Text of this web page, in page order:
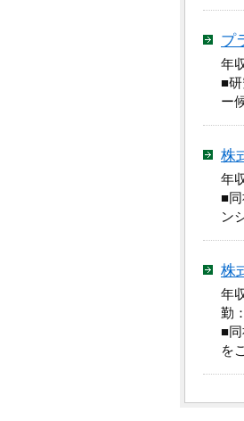
プ
年
■
ー
株
年
■
ン
株
年
勤
■
を